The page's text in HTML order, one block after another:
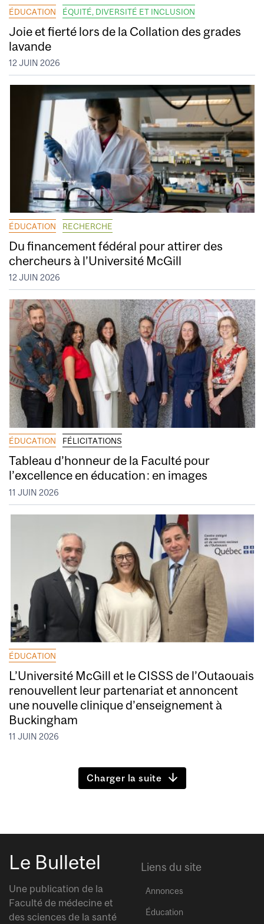
ÉDUCATION ÉQUITÉ, DIVERSITÉ ET INCLUSION
Joie et fierté lors de la Collation des grades
lavande
12 JUIN 2026
ÉDUCATION RECHERCHE
Du financement fédéral pour attirer des
chercheurs à l’Université McGill
12 JUIN 2026
ÉDUCATION FÉLICITATIONS
Tableau d’honneur de la Faculté pour
l’excellence en éducation : en images
11 JUIN 2026
ÉDUCATION
L’Université McGill et le CISSS de l’Outaouais
renouvellent leur partenariat et annoncent
une nouvelle clinique d’enseignement à
Buckingham
11 JUIN 2026
Charger la suite
Le Bulletel
Une publication de la
Faculté de médecine et
des sciences de la santé
Liens du site
Annonces
Éducation